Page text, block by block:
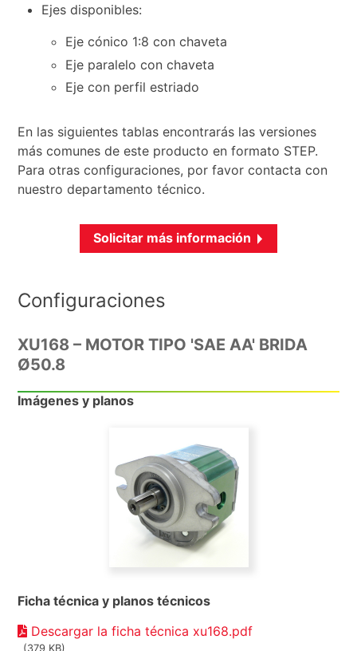
Ejes disponibles:
Eje cónico 1:8 con chaveta
Eje paralelo con chaveta
Eje con perfil estriado
En las siguientes tablas encontrarás las versiones
más comunes de este producto en formato STEP.
Para otras configuraciones, por favor contacta con
nuestro departamento técnico.
Solicitar más información
Configuraciones
XU168 – MOTOR TIPO 'SAE AA' BRIDA
Ø50.8
Imágenes y planos
Ficha técnica y planos técnicos
Descargar la ficha técnica xu168.pdf
(379 KB)